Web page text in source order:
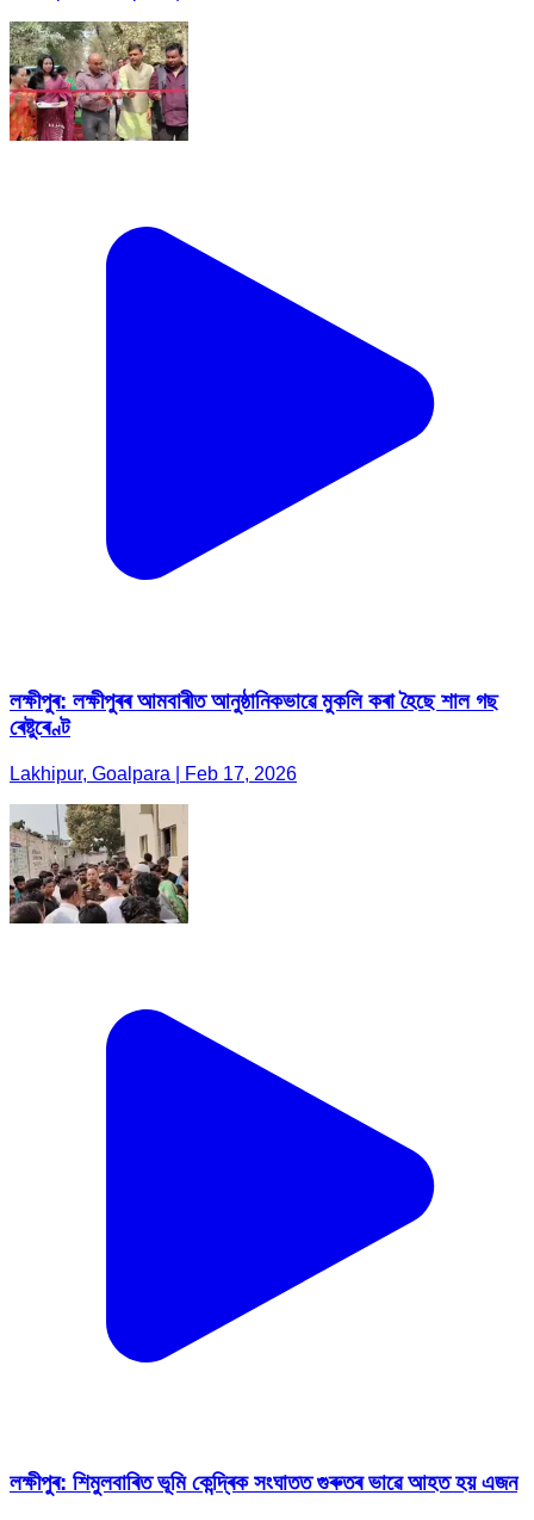
লক্ষীপুৰ: লক্ষীপুৰৰ আমবাৰীত আনুষ্ঠানিকভাৱে মুকলি কৰা হৈছে শাল গছ
ৰেষ্টুৰেণ্ট
Lakhipur, Goalpara | Feb 17, 2026
লক্ষীপুৰ: শিমুলবাৰিত ভূমি কেন্দ্ৰিক সংঘাতত গুৰুতৰ ভাৱে আহত হয় এজন